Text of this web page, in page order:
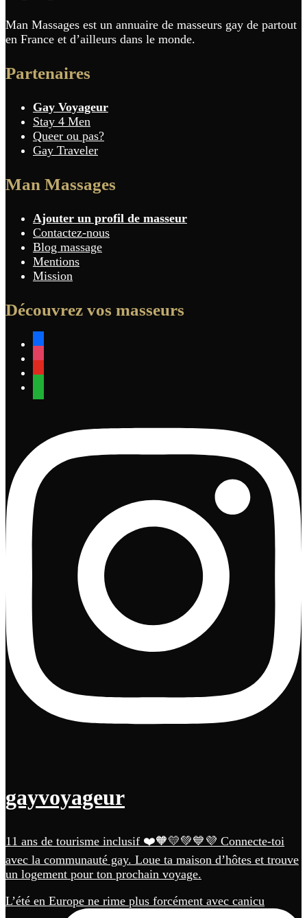
Man Massages est un annuaire de masseurs gay de partout
en France et d’ailleurs dans le monde.
Partenaires
Gay Voyageur
Stay 4 Men
Queer ou pas?
Gay Traveler
Man Massages
Ajouter un profil de masseur
Contactez-nous
Blog massage
Mentions
Mission
Découvrez vos masseurs
facebook
instagram
youtube
gayvoyageur
11 ans de tourisme inclusif ❤️🧡💛💚💙💜 Connecte-toi
avec la communauté gay. Loue ta maison d’hôtes et trouve
un logement pour ton prochain voyage.
L’été en Europe ne rime plus forcément avec canicu